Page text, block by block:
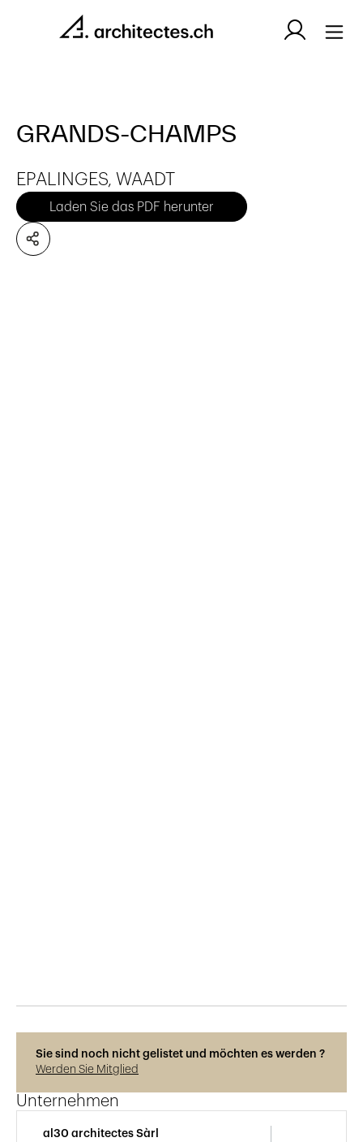
GRANDS-CHAMPS
EPALINGES, WAADT
Laden Sie das PDF herunter
Sie sind noch nicht gelistet und möchten es werden ?
Werden Sie Mitglied
Unternehmen
al30 architectes Sàrl